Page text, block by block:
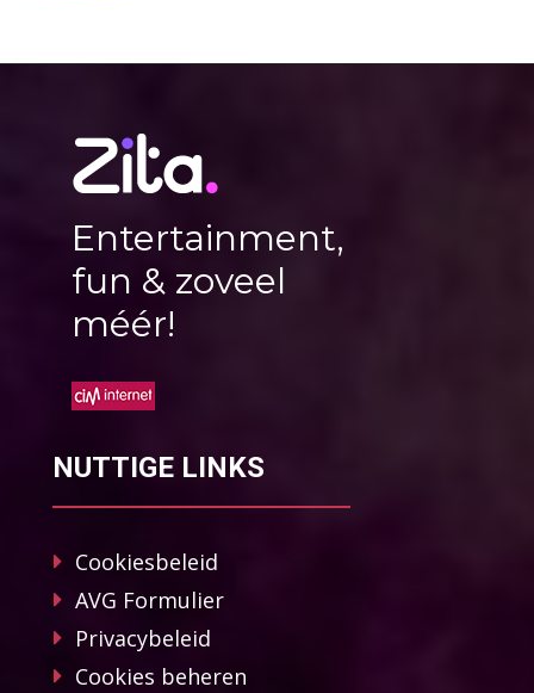
Entertainment,
fun & zoveel
méér!
NUTTIGE LINKS
Cookiesbeleid
AVG Formulier
Privacybeleid
Cookies beheren